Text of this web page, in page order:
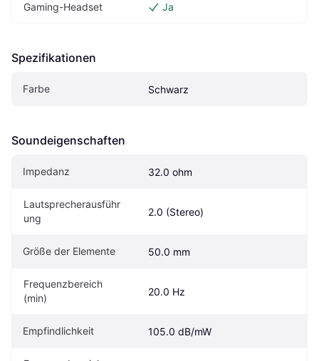
Gaming-Headset Ja
Spezifikationen
Farbe Schwarz
Soundeigen­schaften
Impedanz 32.0 ohm
Lautsprecherausführ
ung
2.0 (Stereo)
Größe der Elemente 50.0 mm
Frequenzbereich
(min)
20.0 Hz
Empfindlichkeit 105.0 dB/mW